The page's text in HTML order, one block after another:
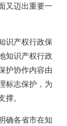
又迈出重要一
产权行政保
知识产权行政
护协作内容由
标志保护，为
。
各省市在知